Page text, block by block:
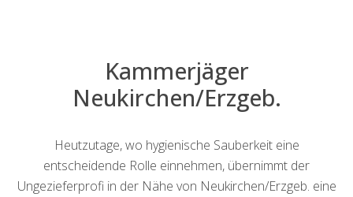
Kammerjäger
Neukirchen/Erzgeb.
Heutzutage, wo hygienische Sauberkeit eine
entscheidende Rolle einnehmen, übernimmt der
Ungezieferprofi in der Nähe von Neukirchen/Erzgeb. eine